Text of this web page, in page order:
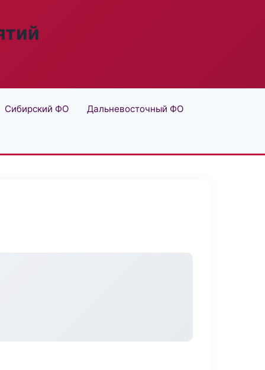
Сибирский ФО Дальневосточный ФО